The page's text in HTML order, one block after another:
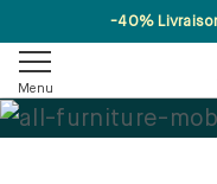
-40%
Menu
Tes